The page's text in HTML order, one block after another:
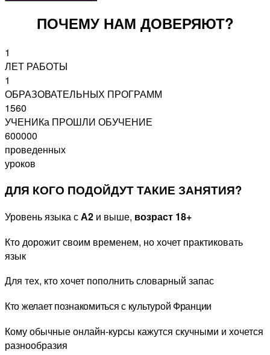
ПОЧЕМУ НАМ ДОВЕРЯЮТ?
1
ЛЕТ РАБОТЫ
1
ОБРАЗОВАТЕЛЬНЫХ ПРОГРАММ
1560
УЧЕНИКа ПРОШЛИ ОБУЧЕНИЕ
600000
проведенных
уроков
ДЛЯ КОГО ПОДОЙДУТ ТАКИЕ ЗАНЯТИЯ?
Уровень языка сА2 и выше, возраст 18+
Кто дорожит своим временем, но хочет практиковать
язык
Для тех, кто хочет пополнить словарный запас
Кто желает познакомиться с культурой Франции
Кому обычные онлайн-курсы кажутся скучными и хочется
разнообразия